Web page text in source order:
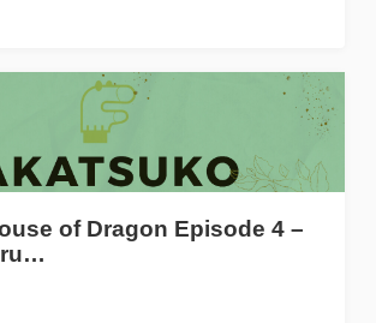
of Dragon Episode 4 –